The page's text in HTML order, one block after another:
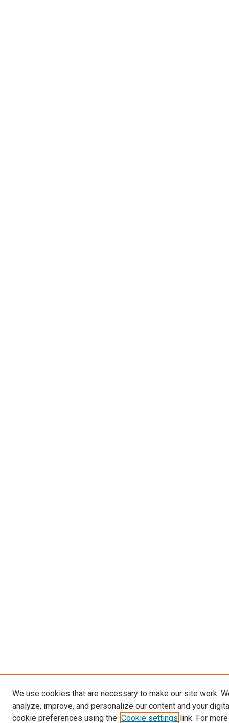
We use cookies that are necessary to make our site work.
analyze, improve, and personalize our content and your
cookie preferences using the Cookie settings link. For